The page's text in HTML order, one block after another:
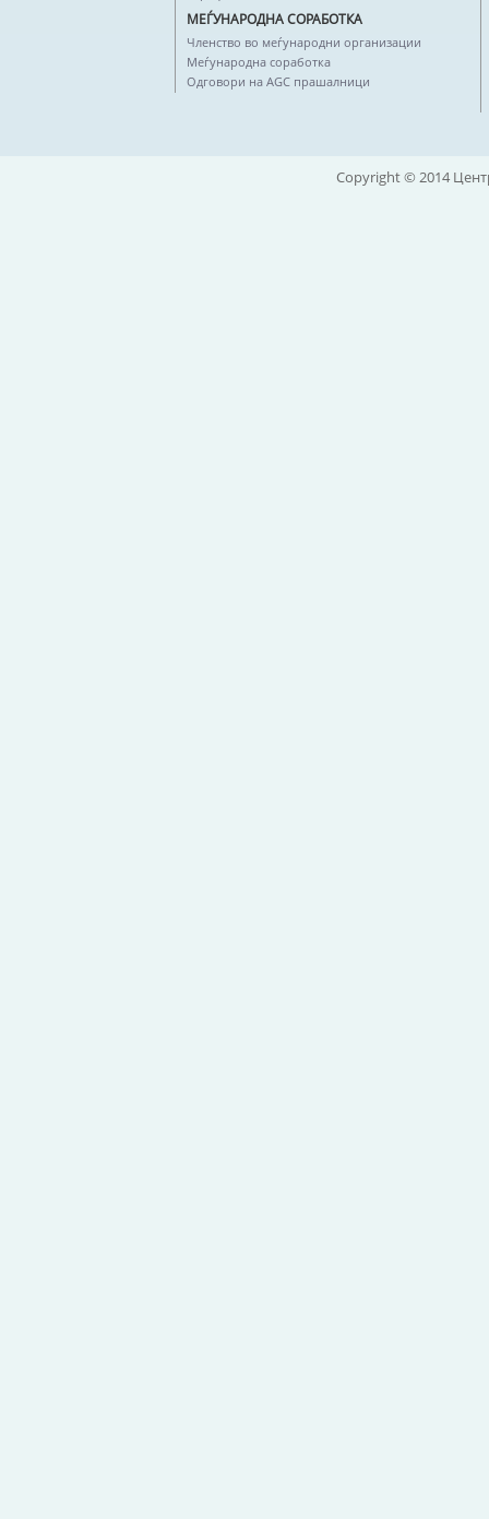
МЕЃУНАРОДНА СОРАБОТКА
Членство во меѓународни организации
Меѓународна соработка
Одговори на AGC прашалници
Copyright © 2014